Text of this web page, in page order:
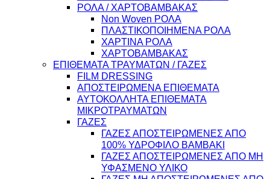
ΡΟΛΑ / ΧΑΡΤΟΒΑΜΒΑΚΑΣ
Non Woven ΡΟΛΑ
ΠΛΑΣΤΙΚΟΠΟΙΗΜΕΝΑ ΡΟΛΑ
ΧΑΡΤΙΝΑ ΡΟΛΑ
ΧΑΡΤΟΒΑΜΒΑΚΑΣ
ΕΠΙΘΕΜΑΤΑ ΤΡΑΥΜΑΤΩΝ / ΓΑΖΕΣ
FILM DRESSING
ΑΠΟΣΤΕΙΡΩΜΕΝΑ ΕΠΙΘΕΜΑΤΑ
ΑΥΤΟΚΟΛΛΗΤΑ ΕΠΙΘΕΜΑΤΑ
ΜΙΚΡΟΤΡΑΥΜΑΤΩΝ
ΓΑΖΕΣ
ΓΑΖΕΣ ΑΠΟΣΤΕΙΡΩΜΕΝΕΣ ΑΠΟ
100% ΥΔΡΟΦΙΛΟ ΒΑΜΒΑΚΙ
ΓΑΖΕΣ ΑΠΟΣΤΕΙΡΩΜΕΝΕΣ ΑΠΟ ΜΗ
ΥΦΑΣΜΕΝΟ ΥΛΙΚΟ